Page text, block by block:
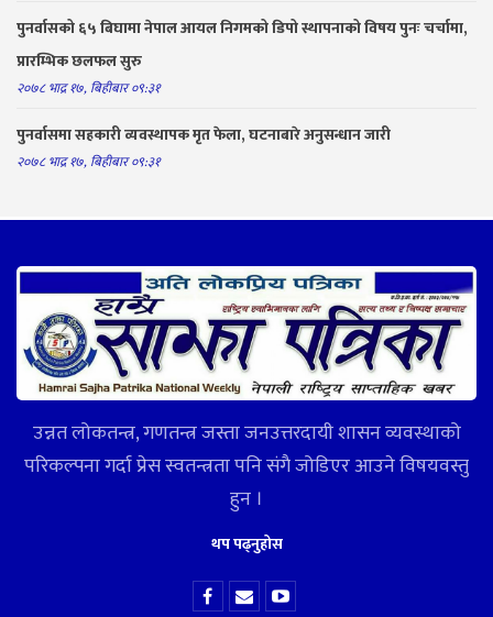
पुनर्वासको ६५ बिघामा नेपाल आयल निगमको डिपो स्थापनाको विषय पुनः चर्चामा,
प्रारम्भिक छलफल सुरु
२०७८ भाद्र १७, बिहीबार ०९:३१
पुनर्वासमा सहकारी व्यवस्थापक मृत फेला, घटनाबारे अनुसन्धान जारी
२०७८ भाद्र १७, बिहीबार ०९:३१
उन्नत लोकतन्त्र, गणतन्त्र जस्ता जनउत्तरदायी शासन व्यवस्थाको
परिकल्पना गर्दा प्रेस स्वतन्त्रता पनि संगै जोडिएर आउने विषयवस्तु
हुन ।
थप पढ्नुहोस